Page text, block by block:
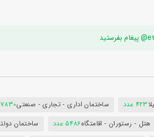
423 عدد ساختمان اداری - تجاری - صنعتی7830 عدد
هتل - رستوران - اقامتگاه5486 عدد ساختمان